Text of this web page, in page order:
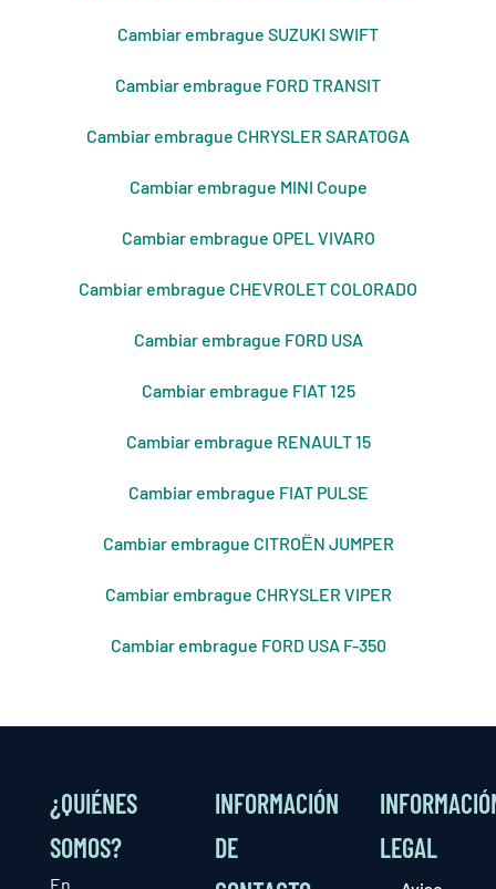
Cambiar embrague SUZUKI SWIFT
Cambiar embrague FORD TRANSIT
Cambiar embrague CHRYSLER SARATOGA
Cambiar embrague MINI Coupe
Cambiar embrague OPEL VIVARO
Cambiar embrague CHEVROLET COLORADO
Cambiar embrague FORD USA
Cambiar embrague FIAT 125
Cambiar embrague RENAULT 15
Cambiar embrague FIAT PULSE
Cambiar embrague CITROЁN JUMPER
Cambiar embrague CHRYSLER VIPER
Cambiar embrague FORD USA F-350
¿QUIÉNES
SOMOS?
En
INFORMACIÓN
DE
LEGAL